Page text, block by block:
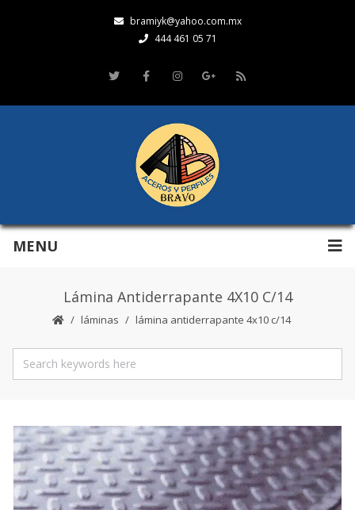
bramiyk@yahoo.com.mx
444 461 05 71
MENU
Lámina Antiderrapante 4X10 C/14
láminas lámina antiderrapante 4x10 c/14